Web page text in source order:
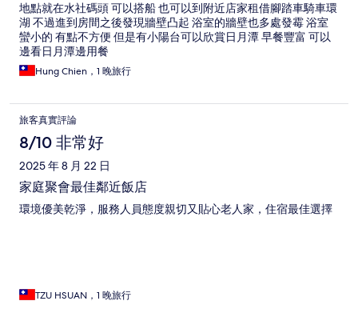
地點就在水社碼頭 可以搭船 也可以到附近店家租借腳踏車騎車環
湖 不過進到房間之後發現牆壁凸起 浴室的牆壁也多處發霉 浴室
蠻小的 有點不方便 但是有小陽台可以欣賞日月潭 早餐豐富 可以
邊看日月潭邊用餐
Hung Chien，1 晚旅行
旅客真實評論
8/10 非常好
2025 年 8 月 22 日
家庭聚會最佳鄰近飯店
環境優美乾淨，服務人員態度親切又貼心老人家，住宿最佳選擇
TZU HSUAN，1 晚旅行